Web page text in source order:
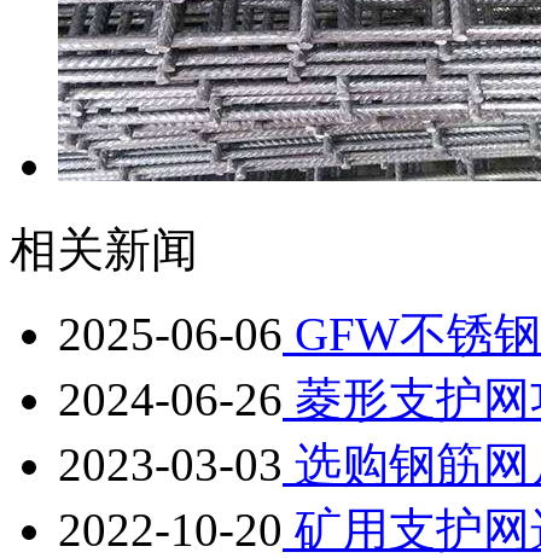
相关新闻
2025-06-06 GFW不锈
2024-06-26 菱形支护
2023-03-03 选购钢筋
2022-10-20 矿用支护